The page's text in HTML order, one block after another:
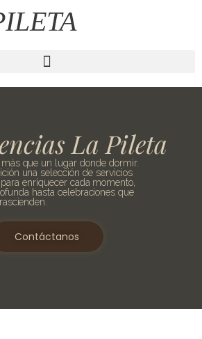
La Pileta
que un lugar donde dormir.
una selección de servicios
enriquecer cada momento,
hasta celebraciones que
Contáctanos